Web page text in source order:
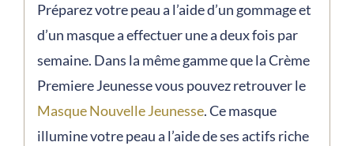
Préparez votre peau a l’aide d’un gommage et
d’un masque a effectuer une a deux fois par
semaine. Dans la même gamme que la Crème
Premiere Jeunesse vous pouvez retrouver le
Masque Nouvelle Jeunesse. Ce masque
illumine votre peau a l’aide de ses actifs riche